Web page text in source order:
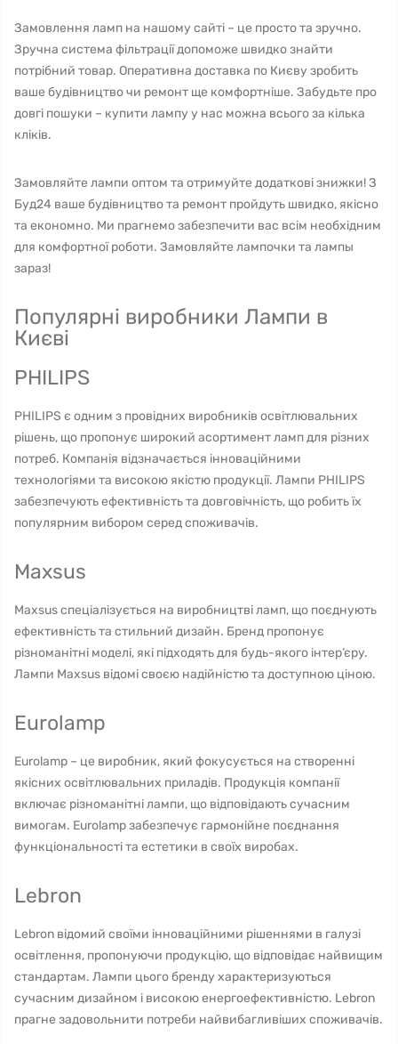
Замовлення ламп на нашому сайті – це просто та зручно.
Зручна система фільтрації допоможе швидко знайти
потрібний товар. Оперативна доставка по Києву зробить
ваше будівництво чи ремонт ще комфортніше. Забудьте про
довгі пошуки – купити лампу у нас можна всього за кілька
кліків.
Замовляйте лампи оптом та отримуйте додаткові знижки! З
Буд24 ваше будівництво та ремонт пройдуть швидко, якісно
та економно. Ми прагнемо забезпечити вас всім необхідним
для комфортної роботи. Замовляйте лампочки та лампы
зараз!
Популярні виробники Лампи в
Києві
PHILIPS
PHILIPS є одним з провідних виробників освітлювальних
рішень, що пропонує широкий асортимент ламп для різних
потреб. Компанія відзначається інноваційними
технологіями та високою якістю продукції. Лампи PHILIPS
забезпечують ефективність та довговічність, що робить їх
популярним вибором серед споживачів.
Maxsus
Maxsus спеціалізується на виробництві ламп, що поєднують
ефективність та стильний дизайн. Бренд пропонує
різноманітні моделі, які підходять для будь-якого інтер’єру.
Лампи Maxsus відомі своєю надійністю та доступною ціною.
Eurolamp
Eurolamp – це виробник, який фокусується на створенні
якісних освітлювальних приладів. Продукція компанії
включає різноманітні лампи, що відповідають сучасним
вимогам. Eurolamp забезпечує гармонійне поєднання
функціональності та естетики в своїх виробах.
Lebron
Lebron відомий своїми інноваційними рішеннями в галузі
освітлення, пропонуючи продукцію, що відповідає найвищим
стандартам. Лампи цього бренду характеризуються
сучасним дизайном і високою енергоефективністю. Lebron
прагне задовольнити потреби найвибагливіших споживачів.